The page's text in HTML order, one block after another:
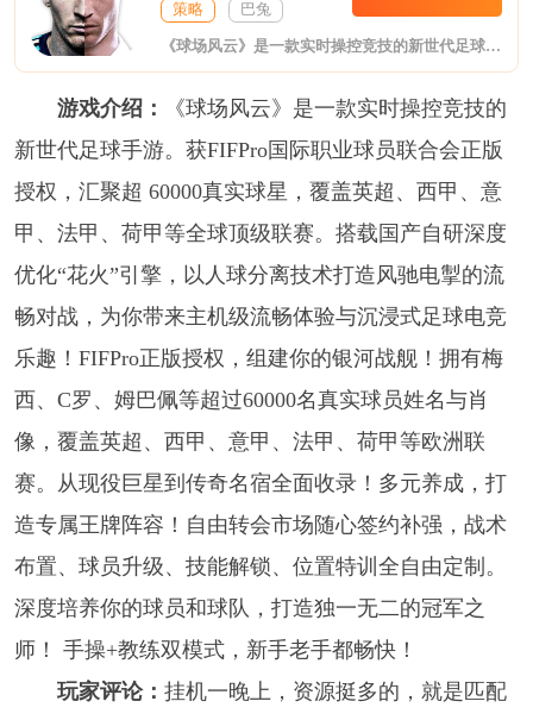
策略 巴兔
《球场风云》是一款实时操控竞技的新世代足球手游。获FIFPro国际职业球员联合会正版授权，汇聚超 60000真实球星，覆盖英超、西甲、意甲、法甲、荷甲等全球顶级联赛。搭载国产自研深度优化“花火”引擎，以人球分离技术打造风驰电掣的流畅对战，为你带来主机级流畅体验与沉浸式足球电竞乐趣！
游戏介绍：
《球场风云》是一款实时操控竞技的
新世代足球手游。获FIFPro国际职业球员联合会正版
授权，汇聚超 60000真实球星，覆盖英超、西甲、意
甲、法甲、荷甲等全球顶级联赛。搭载国产自研深度
优化“花火”引擎，以人球分离技术打造风驰电掣的流
畅对战，为你带来主机级流畅体验与沉浸式足球电竞
乐趣！FIFPro正版授权，组建你的银河战舰！拥有梅
西、C罗、姆巴佩等超过60000名真实球员姓名与肖
像，覆盖英超、西甲、意甲、法甲、荷甲等欧洲联
赛。从现役巨星到传奇名宿全面收录！多元养成，打
造专属王牌阵容！自由转会市场随心签约补强，战术
布置、球员升级、技能解锁、位置特训全自由定制。
深度培养你的球员和球队，打造独一无二的冠军之
师！ 手操+教练双模式，新手老手都畅快！
玩家评论： 挂机一晚上，资源挺多的，就是匹配